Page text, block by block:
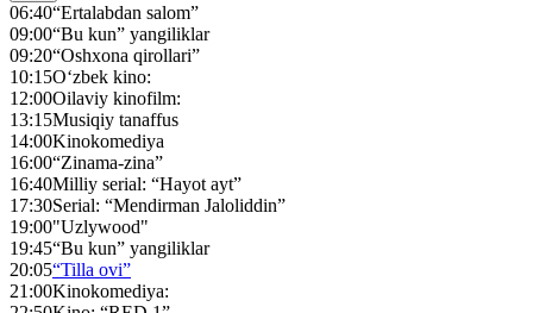
06:40“Ertalabdan salom”
09:00“Bu kun” yangiliklar
09:20“Oshxona qirollari”
10:15O‘zbek kino:
12:00Oilaviy kinofilm:
13:15Musiqiy tanaffus
14:00Kinokomediya
16:00“Zinama-zina”
16:40Milliy serial: “Hayot ayt”
17:30Serial: “Mendirman Jaloliddin”
19:00"Uzlywood"
19:45“Bu kun” yangiliklar
20:05“Tilla ovi”
21:00Kinokomediya: